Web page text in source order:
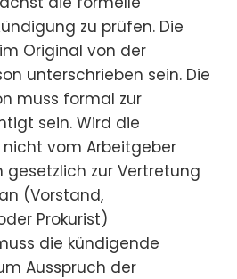
zu prüfen. Die
Original von der
unterschrieben sein. Die
muss formal zur
sein. Wird die
vom Arbeitgeber
gesetzlich zur Vertretung
(Vorstand,
Prokurist)
die kündigende
Ausspruch der